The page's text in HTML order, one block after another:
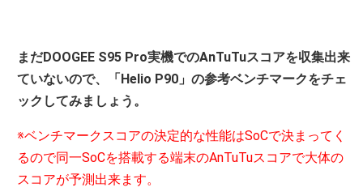
まだDOOGEE S95 Pro実機でのAnTuTuスコアを収集出来
ていないので、「Helio P90」の参考ベンチマークをチェ
ックしてみましょう。
※ベンチマークスコアの決定的な性能はSoCで決まってく
るので同一SoCを搭載する端末のAnTuTuスコアで大体の
スコアが予測出来ます。